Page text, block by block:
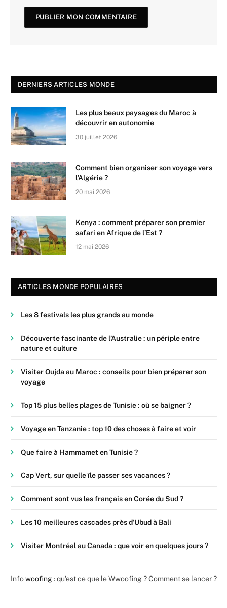
DERNIERS ARTICLES MONDE
Les plus beaux paysages du Maroc à
découvrir en autonomie
30 juillet 2026
Comment bien organiser son voyage vers
l’Algérie ?
20 mai 2026
Kenya : comment préparer son premier
safari en Afrique de l’Est ?
12 mai 2026
ARTICLES MONDE POPULAIRES
Les 8 festivals les plus grands au monde
Découverte fascinante de l’Australie : un périple entre
nature et culture
Visiter Oujda au Maroc : conseils pour bien préparer son
voyage
Top 15 plus belles plages de Tunisie : où se baigner ?
Voyage en Tanzanie : top 10 des choses à faire et voir
Que faire à Hammamet en Tunisie ?
Cap Vert, sur quelle île passer ses vacances ?
Comment sont vus les français en Corée du Sud ?
Les 10 meilleures cascades près d’Ubud à Bali
Visiter Montréal au Canada : que voir en quelques jours ?
Infowoofing: qu’est ce que le Wwoofing ? Comment se lancer ?